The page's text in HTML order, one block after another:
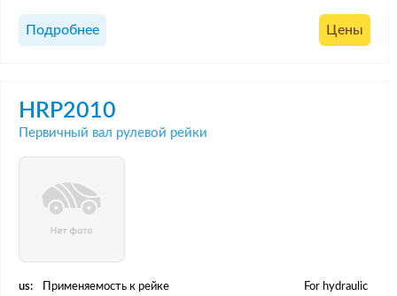
Подробнее Цены
HRP2010
Первичный вал рулевой рейки
us: Применяемость к рейке For hydraulic